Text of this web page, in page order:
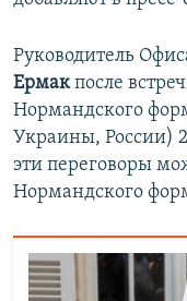
Руководитель
Ермакпосле
Нормандского
Украины, России)
эти переговоры
Нормандского